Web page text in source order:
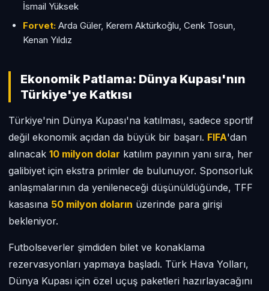
İsmail Yüksek
Forvet: Arda Güler, Kerem Aktürkoğlu, Cenk Tosun,
Kenan Yıldız
Ekonomik Patlama: Dünya Kupası'nın
Türkiye'ye Katkısı
Türkiye'nin Dünya Kupası'na katılması, sadece sportif
değil ekonomik açıdan da büyük bir başarı. FIFA'dan
alınacak 10 milyon dolar katılım payının yanı sıra, her
galibiyet için ekstra primler de bulunuyor. Sponsorluk
anlaşmalarının da yenileneceği düşünüldüğünde, TFF
kasasına 50 milyon doların üzerinde para girişi
bekleniyor.
Futbolseverler şimdiden bilet ve konaklama
rezervasyonları yapmaya başladı. Türk Hava Yolları,
Dünya Kupası için özel uçuş paketleri hazırlayacağını